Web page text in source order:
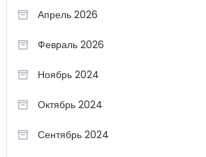
Апрель 2026
Февраль 2026
Ноябрь 2024
Октябрь 2024
Сентябрь 2024